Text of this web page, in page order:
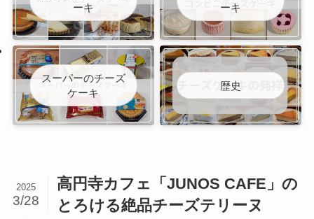
ーキ
ーキ
スーパーのチーズ
ケーキ
歴史
高円寺カフェ「JUNOS CAFE」の
とろける絶品チーズテリーヌ
2025
3/28